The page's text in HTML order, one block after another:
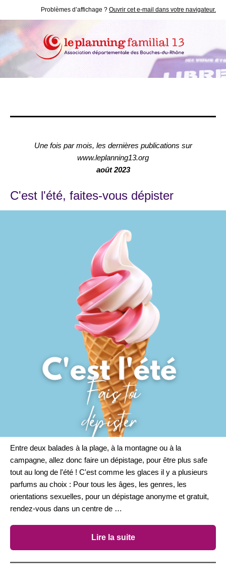
Problèmes d’affichage ? Ouvrir cet e-mail dans votre navigateur.
Une fois par mois, les dernières publications sur
www.leplanning13.org
août 2023
C'est l'été, faites-vous dépister
Entre deux balades à la plage, à la montagne ou à la
campagne, allez donc faire un dépistage, pour être plus safe
tout au long de l'été ! C'est comme les glaces il y a plusieurs
parfums au choix : Pour tous les âges, les genres, les
orientations sexuelles, pour un dépistage anonyme et gratuit,
rendez-vous dans un centre de …
Lire la suite